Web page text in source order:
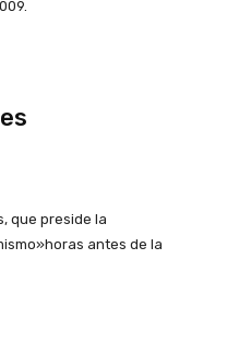
que preside la
antes de la